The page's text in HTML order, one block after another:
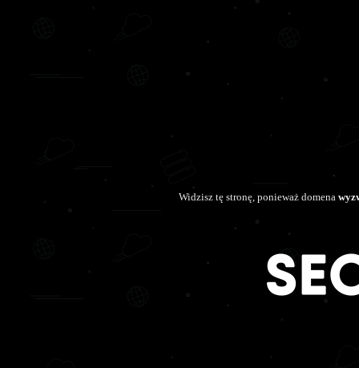
Widzisz tę stronę, ponieważ domena